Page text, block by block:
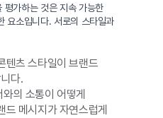
평가하는 것은 지속 가능한
요소입니다. 서로의 스타일과
텐츠 스타일이 브랜드
다.
의 소통이 어떻게
메시지가 자연스럽게